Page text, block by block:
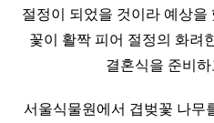
절정이 되었을 것이라 예상
꽃이 활짝 피어 절정의 화려
결혼식을 준비
서울식물원에서 겹벚꽃 나무